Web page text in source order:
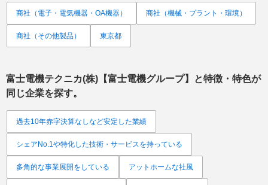
商社（電子・電気機器・OA機器） 商社（機械・プラント・環境）
商社（その他製品） 東京都
富士電機テクニカ(株)【富士電機グループ】
と特徴・特色が
同じ企業を探す。
過去10年赤字決算なしなど安定した業績
シェアNo.1や特化した技術・サービスを持っている
多角的な事業展開をしている アットホームな社風